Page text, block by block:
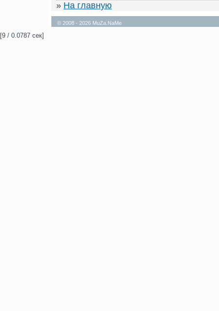
» На главную
© 2008 - 2026 MuZa.NaMe
[9 / 0.0787 сек]